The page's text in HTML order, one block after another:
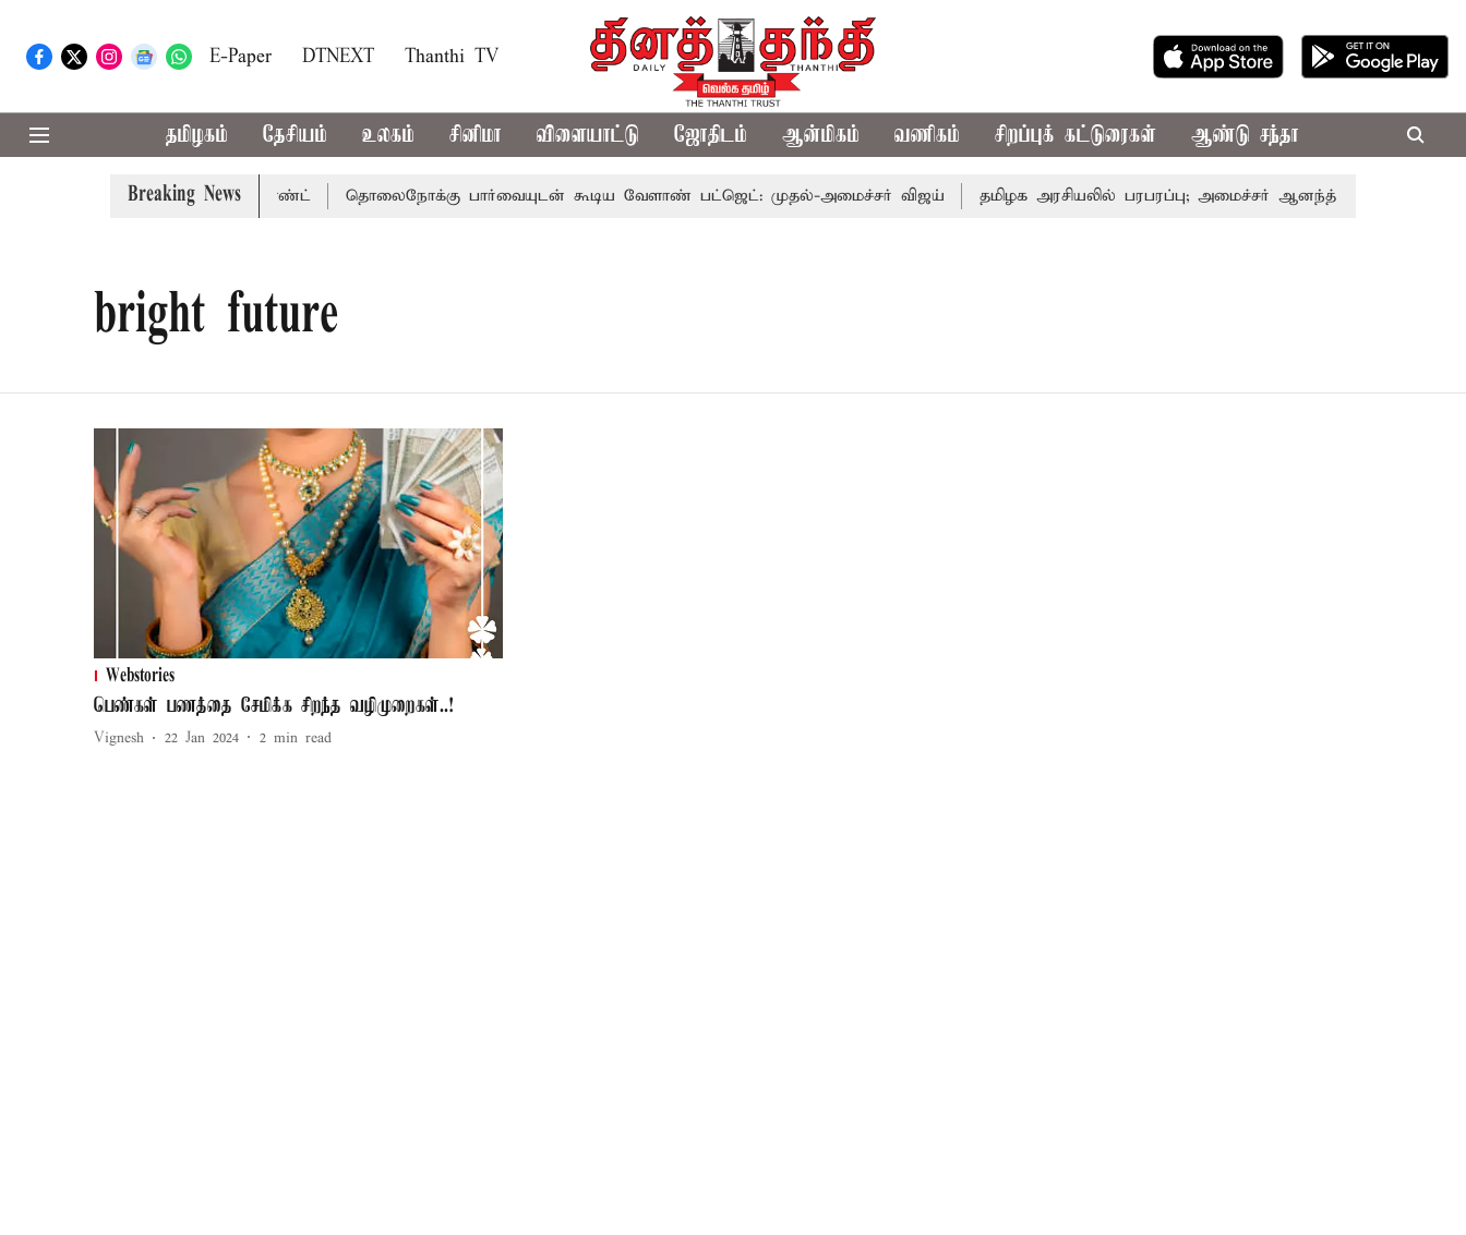
E-Paper DTNEXT Thanthi TV
தமிழகம் தேசியம் உலகம் சினிமா விளையாட்டு ஜோதிடம் ஆன்மிகம் வணிகம் சிறப்புக் கட்டுரைகள் ஆண்டு சந்தா
Breaking News
சென்னை நீதிமன்றம் பிடிவாராண்ட் தொலைநோக்கு பார்வையுடன் கூடிய வேளாண் பட்ஜெட்: முதல்-அமைச்சர் விஜய் தமிழக அரசியலில் பரபரப்பு; அமைச்சர் ஆனந்த் உடன் சி.வி.
bright future
Webstories
பெண்கள் பணத்தை சேமிக்க சிறந்த வழிமுறைகள்..!
Vignesh 22 Jan 2024 2 min read